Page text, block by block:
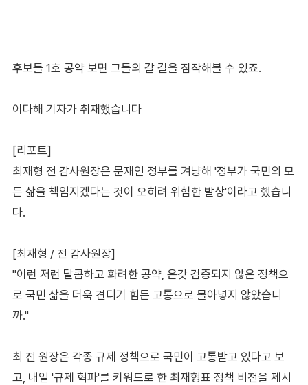
후보들 1호 공약 보면 그들의 갈 길을 짐작해볼 수 있죠.
이다해 기자가 취재했습니다
[리포트]
최재형 전 감사원장은 문재인 정부를 겨냥해 '정부가 국민의 모
든 삶을 책임지겠다는 것이 오히려 위험한 발상'이라고 했습니
다.
[최재형 / 전 감사원장]
"이런 저런 달콤하고 화려한 공약, 온갖 검증되지 않은 정책으
로 국민 삶을 더욱 견디기 힘든 고통으로 몰아넣지 않았습니
까."
최 전 원장은 각종 규제 정책으로 국민이 고통받고 있다고 보
고, 내일 '규제 혁파'를 키워드로 한 최재형표 정책 비전을 제시